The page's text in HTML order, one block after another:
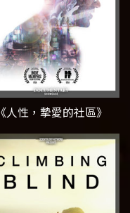
《人性，摯愛的社區》